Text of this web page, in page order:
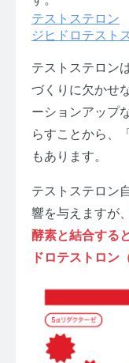
テストステロン
ジヒドロテスト
テストステロン
づくりに欠かせ
ーションアップ
らすことから、
もあります。
テストステロン
響を与えますが、
酵素と結合する
ドロテストロン